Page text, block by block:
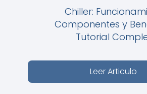
Chiller:
Componentes y
Tutorial
Leer Articulo